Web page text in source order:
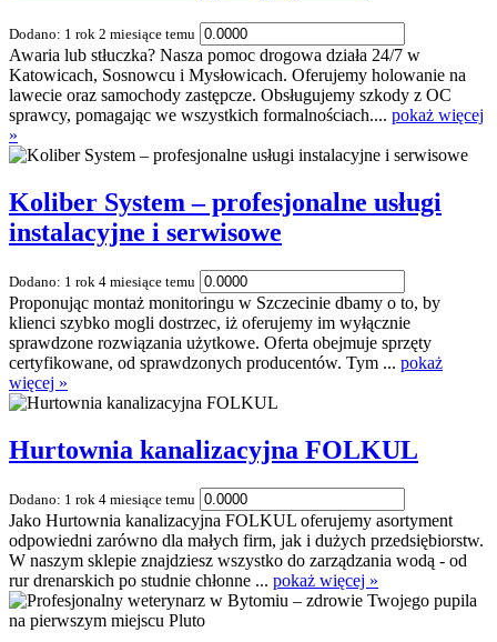
Dodano: 1 rok 2 miesiące temu
Awaria lub stłuczka? Nasza pomoc drogowa działa 24/7 w
Katowicach, Sosnowcu i Mysłowicach. Oferujemy holowanie na
lawecie oraz samochody zastępcze. Obsługujemy szkody z OC
sprawcy, pomagając we wszystkich formalnościach.... pokaż więcej
»
Koliber System – profesjonalne usługi
instalacyjne i serwisowe
Dodano: 1 rok 4 miesiące temu
Proponując montaż monitoringu w Szczecinie dbamy o to, by
klienci szybko mogli dostrzec, iż oferujemy im wyłącznie
sprawdzone rozwiązania użytkowe. Oferta obejmuje sprzęty
certyfikowane, od sprawdzonych producentów. Tym ... pokaż
więcej »
Hurtownia kanalizacyjna FOLKUL
Dodano: 1 rok 4 miesiące temu
Jako Hurtownia kanalizacyjna FOLKUL oferujemy asortyment
odpowiedni zarówno dla małych firm, jak i dużych przedsiębiorstw.
W naszym sklepie znajdziesz wszystko do zarządzania wodą - od
rur drenarskich po studnie chłonne ... pokaż więcej »